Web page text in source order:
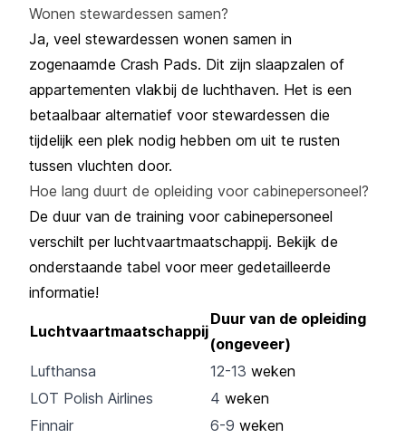
Wonen stewardessen samen?
Ja, veel stewardessen wonen samen in
zogenaamde Crash Pads. Dit zijn slaapzalen of
appartementen vlakbij de luchthaven. Het is een
betaalbaar alternatief voor stewardessen die
tijdelijk een plek nodig hebben om uit te rusten
tussen vluchten door.
Hoe lang duurt de opleiding voor cabinepersoneel?
De duur van de training voor cabinepersoneel
verschilt per luchtvaartmaatschappij. Bekijk de
onderstaande tabel voor meer gedetailleerde
informatie!
Luchtvaartmaatschappij
Duur van de opleiding
(ongeveer)
Lufthansa
12-13 weken
LOT Polish Airlines
4 weken
Finnair
6-9 weken